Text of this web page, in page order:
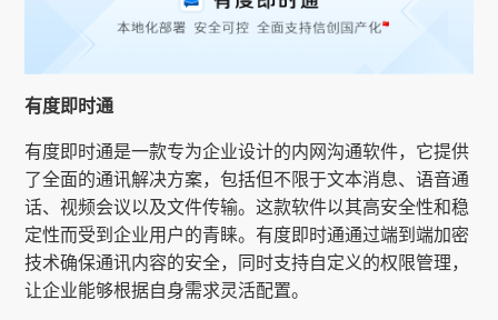
有度即时通
有度即时通是一款专为企业设计的内网沟通软件，它提供
了全面的通讯解决方案，包括但不限于文本消息、语音通
话、视频会议以及文件传输。这款软件以其高安全性和稳
定性而受到企业用户的青睐。有度即时通通过端到端加密
技术确保通讯内容的安全，同时支持自定义的权限管理，
让企业能够根据自身需求灵活配置。